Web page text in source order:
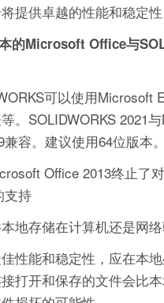
提供卓越的性能和稳定性
的Microsoft Office与
可以使用Microsoft
。SOLIDWORKS 2021
容。建议使用64位版本。
Office 2013终止了
支持
地存储在计算机还是网络
性能和稳定性，应在本
打开和保存的文件会比